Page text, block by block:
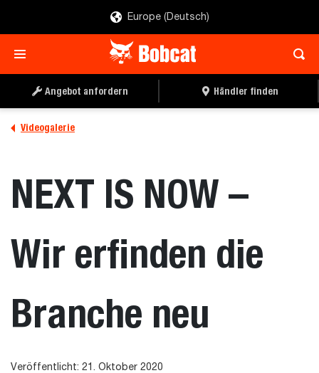
Europe (Deutsch)
Angebot anfordern Händler finden
Videogalerie
NEXT IS NOW –
Wir erfinden die
Branche neu
Veröffentlicht: 21. Oktober 2020